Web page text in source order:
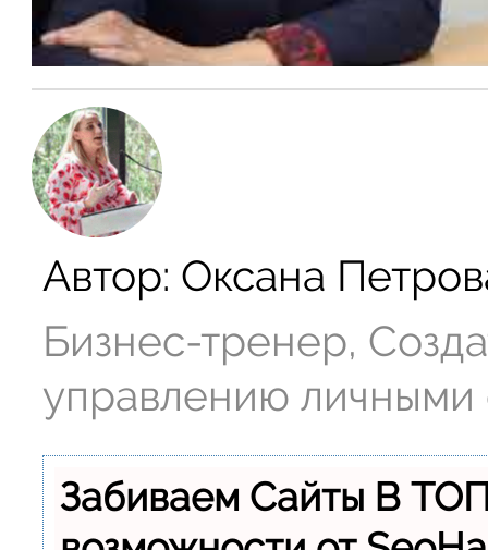
Автор: Оксана
Бизнес-тренер,
управлению
Забиваем Сайты В